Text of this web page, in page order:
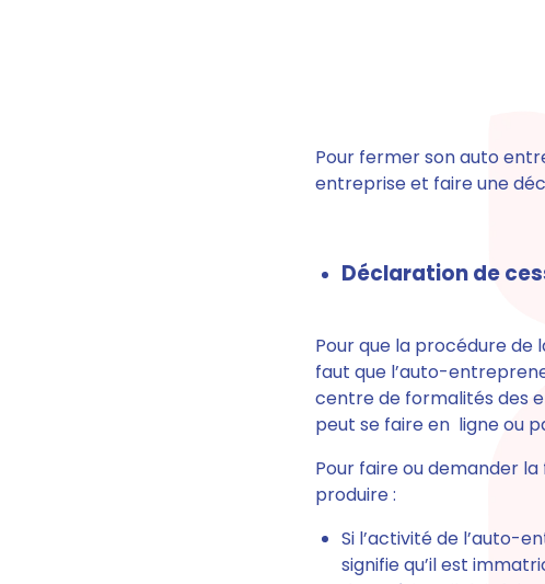
Pour fermer son auto
entreprise et faire une
Déclaration de
Pour que la procédure de
faut que l’auto-
centre de formalités des
peut se faire en ligne ou
Pour faire ou demander
produire :
Si l’activité de l’auto-
signifie qu’il est